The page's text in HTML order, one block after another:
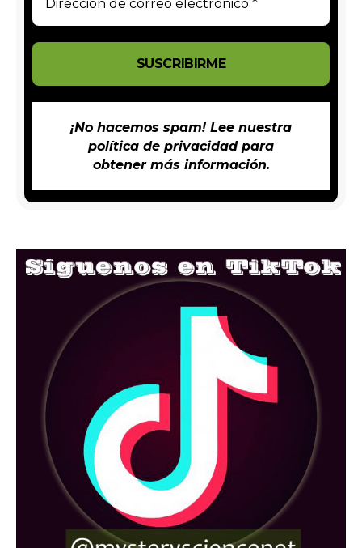
¡No hacemos spam! Lee nuestra
política de privacidadpara
obtener más información.